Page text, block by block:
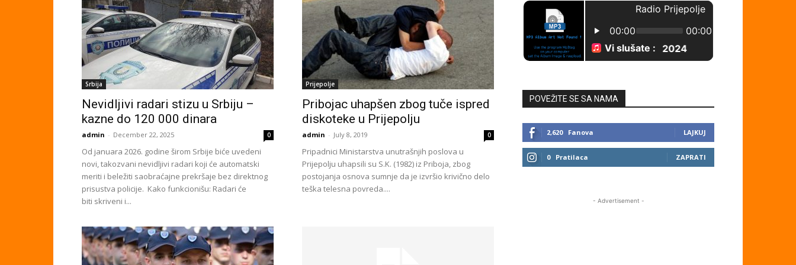
Srbija
Nevidljivi radari stizu u Srbiju –
kazne do 120 000 dinara
admin - December 22, 2025 0
Od januara 2026. godine širom Srbije biće uvedeni
novi, takozvani nevidljivi radari koji će automatski
meriti i beležiti saobraćajne prekršaje bez direktnog
prisustva policije. Kako funkcionišu: Radari će
biti skriveni i...
Prijepolje
Pribojac uhapšen zbog tuče ispred
diskoteke u Prijepolju
admin - July 8, 2019 0
Pripadnici Ministarstva unutrašnjih poslova u
Prijepolju uhapsili su S.K. (1982) iz Priboja, zbog
postojanja osnova sumnje da je izvršio krivično delo
teška telesna povreda....
POVEŽITE SE SA NAMA
2,620 Fanova LAJKUJ
0 Pratilaca ZAPRATI
- Advertisement -